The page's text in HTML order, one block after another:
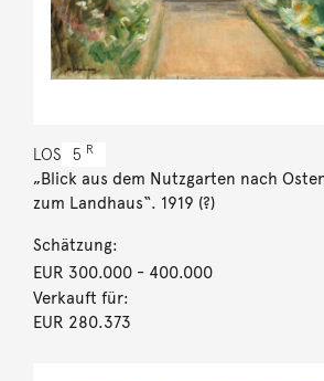
LOS 5 R
„Blick aus dem Nutzgarten nach
zum Landhaus“. 1919 (?)
Schätzung:
EUR 300.000- 400.000
Verkauft für:
EUR 280.373